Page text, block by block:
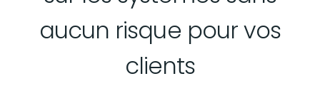
aucun risque pour vos
clients